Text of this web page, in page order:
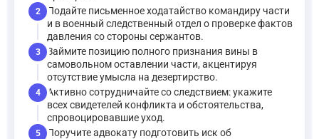
2
Подайте письменное ходатайство командиру части
и в военный следственный отдел о проверке фактов
давления со стороны сержантов.
3
Займите позицию полного признания вины в
самовольном оставлении части, акцентируя
отсутствие умысла на дезертирство.
4
Активно сотрудничайте со следствием: укажите
всех свидетелей конфликта и обстоятельства,
спровоцировавшие уход.
5
Поручите адвокату подготовить иск об